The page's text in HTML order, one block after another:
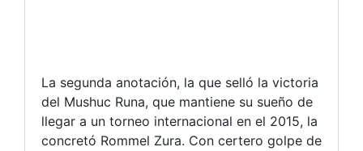
La segunda anotación, la que selló la victoria
del Mushuc Runa, que mantiene su sueño de
llegar a un torneo internacional en el 2015, la
concretó Rommel Zura. Con certero golpe de